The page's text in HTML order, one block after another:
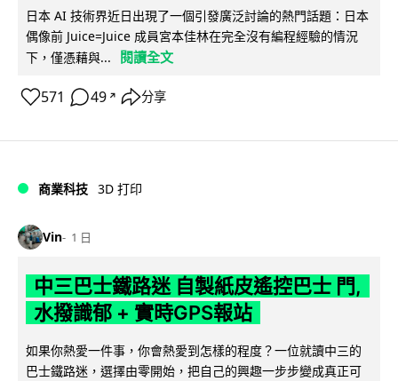
日本 AI 技術界近日出現了一個引發廣泛討論的熱門話題：日本
偶像前 Juice=Juice 成員宮本佳林在完全沒有編程經驗的情況
下，僅憑藉與...
閱讀全文
571 49 ↗ 分享
商業科技 3D 打印
Vin 1 日
中三巴士鐵路迷 自製紙皮遙控巴士 門,
水撥識郁 + 實時GPS報站
如果你熱愛一件事，你會熱愛到怎樣的程度？一位就讀中三的
巴士鐵路迷，選擇由零開始，把自己的興趣一步步變成真正可